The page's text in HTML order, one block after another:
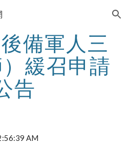
Skip to navigation
備軍人三
緩召申請
告
AM